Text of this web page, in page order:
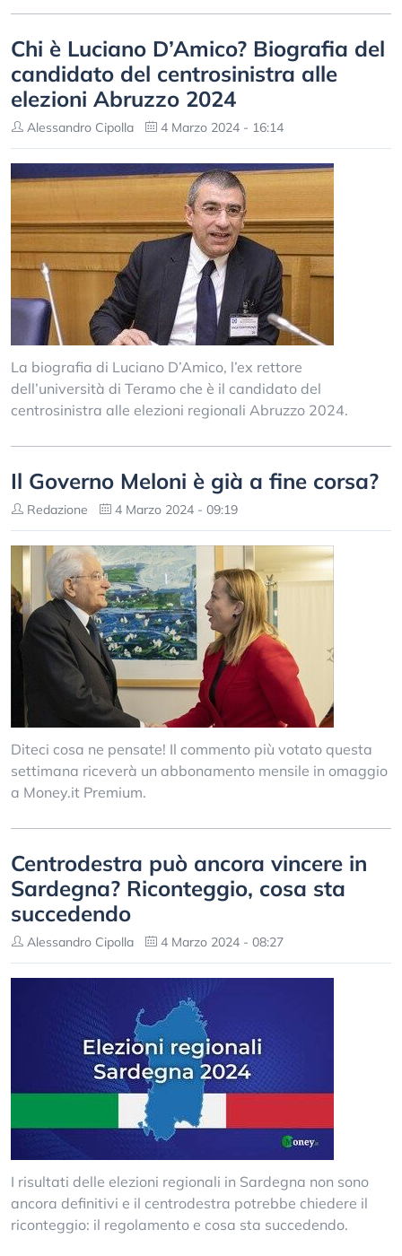
Chi è Luciano D’Amico? Biografia del
candidato del centrosinistra alle
elezioni Abruzzo 2024
Alessandro Cipolla 4 Marzo 2024 - 16:14
La biografia di Luciano D’Amico, l’ex rettore
dell’università di Teramo che è il candidato del
centrosinistra alle elezioni regionali Abruzzo 2024.
Il Governo Meloni è già a fine corsa?
Redazione 4 Marzo 2024 - 09:19
Diteci cosa ne pensate! Il commento più votato questa
settimana riceverà un abbonamento mensile in omaggio
a Money.it Premium.
Centrodestra può ancora vincere in
Sardegna? Riconteggio, cosa sta
succedendo
Alessandro Cipolla 4 Marzo 2024 - 08:27
I risultati delle elezioni regionali in Sardegna non sono
ancora definitivi e il centrodestra potrebbe chiedere il
riconteggio: il regolamento e cosa sta succedendo.